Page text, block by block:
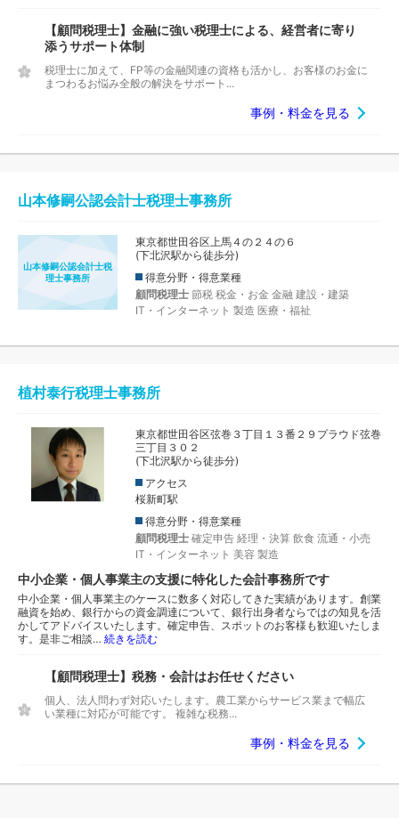
【顧問税理士】金融に強い税理士による、経営者に寄り
添うサポート体制
税理士に加えて、FP等の金融関連の資格も活かし、お客様のお金に
まつわるお悩み全般の解決をサポート...
事例・料金を見る
山本修嗣公認会計士税理士事務所
山本修嗣公認会計士税
理士事務所
東京都世田谷区上馬４の２４の６
(下北沢駅から徒歩分)
得意分野・得意業種
顧問税理士 節税 税金・お金 金融 建設・建築
IT・インターネット 製造 医療・福祉
植村泰行税理士事務所
東京都世田谷区弦巻３丁目１３番２９プラウド弦巻
三丁目３０２
(下北沢駅から徒歩分)
アクセス
桜新町駅
得意分野・得意業種
顧問税理士 確定申告 経理・決算 飲食 流通・小売
IT・インターネット 美容 製造
中小企業・個人事業主の支援に特化した会計事務所です
中小企業・個人事業主のケースに数多く対応してきた実績があります。創業
融資を始め、銀行からの資金調達について、銀行出身者ならではの知見を活
かしてアドバイスいたします。確定申告、スポットのお客様も歓迎いたしま
す。是非ご相談… 続きを読む
【顧問税理士】税務・会計はお任せください
個人、法人問わず対応いたします。農工業からサービス業まで幅広
い業種に対応が可能です。 複雑な税務...
事例・料金を見る